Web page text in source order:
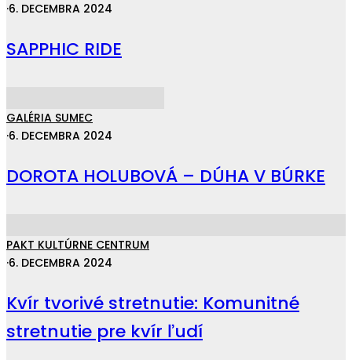
·6. DECEMBRA 2024
SAPPHIC RIDE
GALÉRIA SUMEC
·6. DECEMBRA 2024
DOROTA HOLUBOVÁ – DÚHA V BÚRKE
PAKT KULTÚRNE CENTRUM
·6. DECEMBRA 2024
Kvír tvorivé stretnutie: Komunitné
stretnutie pre kvír ľudí